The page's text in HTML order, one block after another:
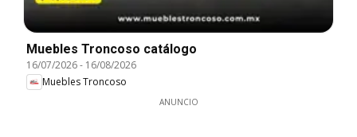
Muebles Troncoso catálogo
16/07/2026- 16/08/2026
Muebles Troncoso
ANUNCIO